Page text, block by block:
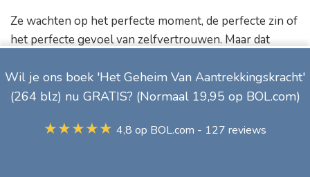
Ze wachten op het perfecte moment, de perfecte zin of
het perfecte gevoel van zelfvertrouwen. Maar dat
Je leert vrouwen aanspreken door het te doen. Niet
door jezelf op te pompen tot je geen spanning meer
voelt, maar door ondanks die spanning toch normaal
Wil je ons boek 'Het Geheim Van Aantrekkingskracht'
(264 blz) nu GRATIS? (Normaal 19,95 op BOL.com)
★★★★★ 4,8 op BOL.com - 127 reviews